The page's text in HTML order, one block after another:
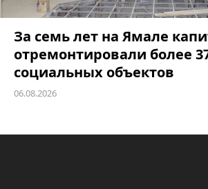
За семь лет на Ямале
отремонтировали более
социальных объектов
06.08.2026